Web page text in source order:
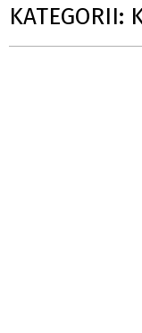
KATEGORII: